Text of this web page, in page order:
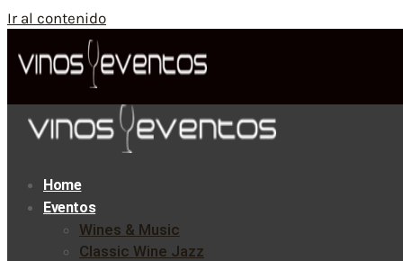
Ir al contenido
Home
Eventos
Wines & Music
Classic Wine Jazz